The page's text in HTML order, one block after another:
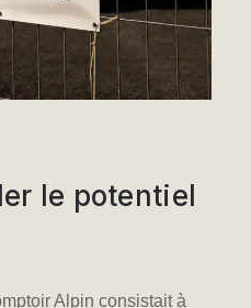
le potentiel
Alpin consistait à